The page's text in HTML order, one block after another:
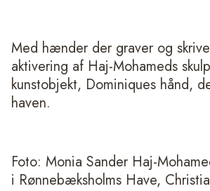
Med hænder der graver og
aktivering af Haj-Mohameds
kunstobjekt, Dominiques hånd,
haven.
Foto: Monia Sander Haj-
i Rønnebæksholms Have,